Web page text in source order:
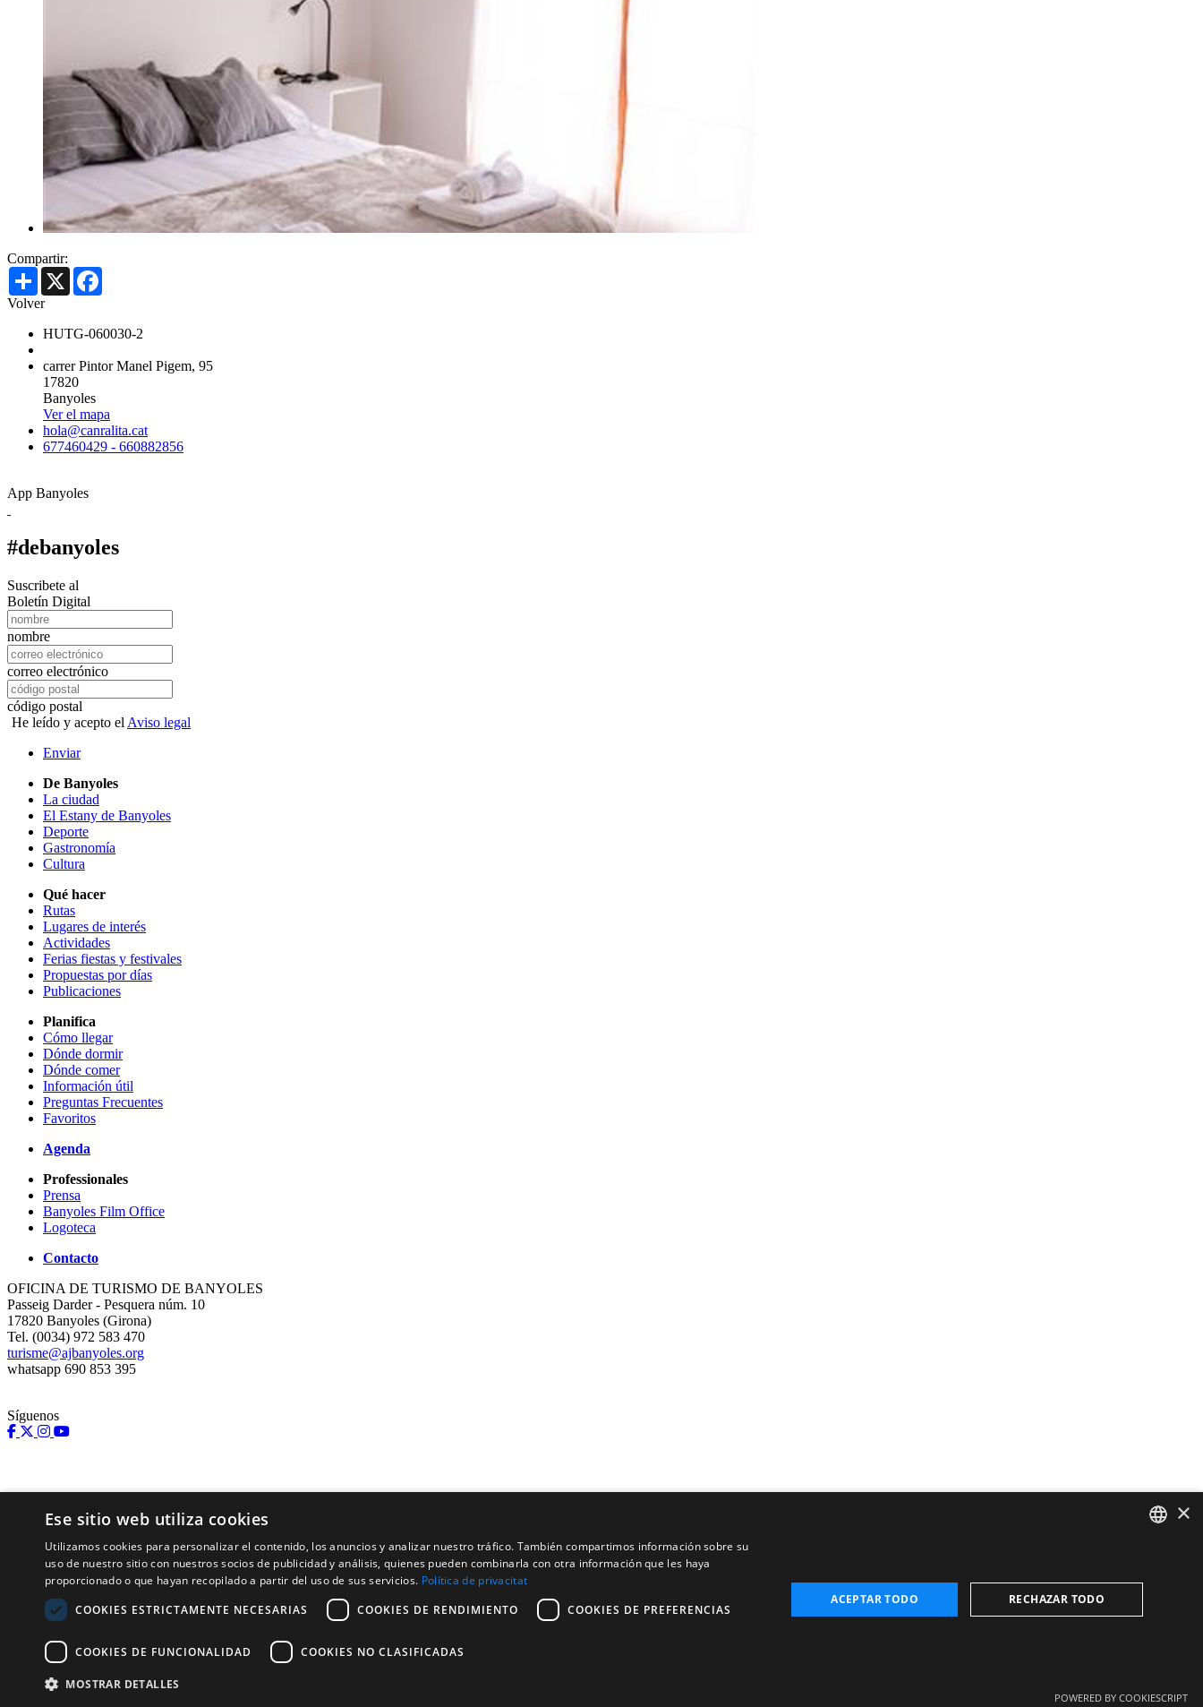
Compartir:
Share X
Volver
HUTG-060030-2
carrer Pintor Manel Pigem, 95
17820
Banyoles
Ver el mapa
hola@canralita.cat
677460429 - 660882856
App Banyoles
#debanyoles
Suscribete al
Boletín Digital
nombre
correo electrónico
código postal
He leído y acepto el Aviso legal
Enviar
De Banyoles
La ciudad
El Estany de Banyoles
Deporte
Gastronomía
Cultura
Qué hacer
Rutas
Lugares de interés
Actividades
Ferias fiestas y festivales
Propuestas por días
Publicaciones
Planifica
Cómo llegar
Dónde dormir
Dónde comer
Información útil
Preguntas Frecuentes
Favoritos
Agenda
Professionales
Prensa
Banyoles Film Office
Logoteca
Contacto
OFICINA DE TURISMO DE BANYOLES
Passeig Darder - Pesquera núm. 10
17820 Banyoles (Girona)
Tel. (0034) 972 583 470
turisme@ajbanyoles.org
whatsapp 690 853 395
Síguenos
Con el soporte de:
Copyright 2026 Ajuntament de Banyoles
×
Ese sitio web utiliza cookies
Utilizamos cookies para personalizar el contenido, los anuncios y analizar nuestro tráfico. También compartimos información sobre su
uso de nuestro sitio con nuestros socios de publicidad y análisis, quienes pueden combinarla con otra información que les haya
proporcionado o que hayan recopilado a partir del uso de sus servicios. Política de privacitat
COOKIES ESTRICTAMENTE NECESARIAS
COOKIES DE RENDIMIENTO COOKIES DE PREFERENCIAS
COOKIES DE FUNCIONALIDAD COOKIES NO CLASIFICADAS
MOSTRAR DETALLES
ACEPTAR TODO RECHAZAR TODO
POWERED BY COOKIESCRIPT